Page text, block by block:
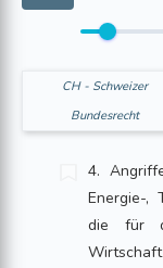
CH - Schweizer
Bundesrecht
4.
Energie-,
die für